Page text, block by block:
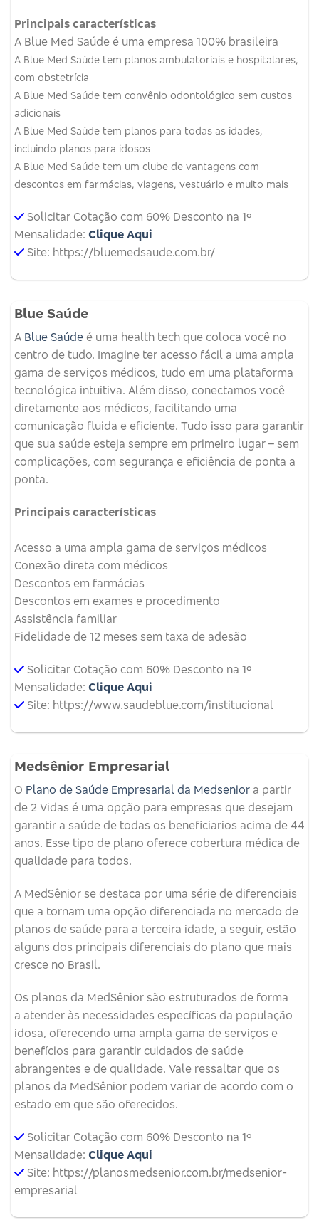
Principais características
A Blue Med Saúde é uma empresa 100% brasileira
A Blue Med Saúde tem planos ambulatoriais e hospitalares,
com obstetrícia
A Blue Med Saúde tem convênio odontológico sem custos
adicionais
A Blue Med Saúde tem planos para todas as idades,
incluindo planos para idosos
A Blue Med Saúde tem um clube de vantagens com
descontos em farmácias, viagens, vestuário e muito mais
Solicitar Cotação com 60% Desconto na 1º
Mensalidade: Clique Aqui
Site: https://bluemedsaude.com.br/
Blue Saúde
A Blue Saúde é uma health tech que coloca você no
centro de tudo. Imagine ter acesso fácil a uma ampla
gama de serviços médicos, tudo em uma plataforma
tecnológica intuitiva. Além disso, conectamos você
diretamente aos médicos, facilitando uma
comunicação fluida e eficiente. Tudo isso para garantir
que sua saúde esteja sempre em primeiro lugar – sem
complicações, com segurança e eficiência de ponta a
ponta.
Principais características
Acesso a uma ampla gama de serviços médicos
Conexão direta com médicos
Descontos em farmácias
Descontos em exames e procedimento
Assistência familiar
Fidelidade de 12 meses sem taxa de adesão
Solicitar Cotação com 60% Desconto na 1º
Mensalidade: Clique Aqui
Site: https://www.saudeblue.com/institucional
Medsênior Empresarial
O Plano de Saúde Empresarial da Medsenior a partir
de 2 Vidas é uma opção para empresas que desejam
garantir a saúde de todas os beneficiarios acima de 44
anos. Esse tipo de plano oferece cobertura médica de
qualidade para todos.
A MedSênior se destaca por uma série de diferenciais
que a tornam uma opção diferenciada no mercado de
planos de saúde para a terceira idade, a seguir, estão
alguns dos principais diferenciais do plano que mais
cresce no Brasil.
Os planos da MedSênior são estruturados de forma
a atender às necessidades específicas da população
idosa, oferecendo uma ampla gama de serviços e
benefícios para garantir cuidados de saúde
abrangentes e de qualidade. Vale ressaltar que os
planos da MedSênior podem variar de acordo com o
estado em que são oferecidos.
Solicitar Cotação com 60% Desconto na 1º
Mensalidade: Clique Aqui
Site: https://planosmedsenior.com.br/medsenior-
empresarial